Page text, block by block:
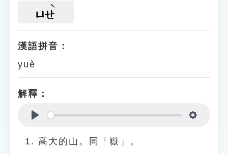
ㄩㄝ
漢語拼音：
yuè
解釋：
高大的山。同「嶽」。